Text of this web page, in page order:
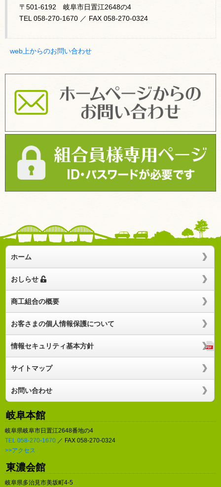
〒501-6192 岐阜市日置江2648の4
TEL 058-270-1670 ／ FAX 058-270-0324
web上からのお問い合わせ
ホーム
おしらせ
商工組合の概要
お客さまの個人情報保護について
情報セキュリティ基本方針
サイトマップ
お問い合わせ
岐阜本館
岐阜県岐阜市日置江2648番地の4
TEL 058-270-1670 ／ FAX 058-270-0324
>>アクセス
東濃会館
岐阜県多治見市美坂町4-5